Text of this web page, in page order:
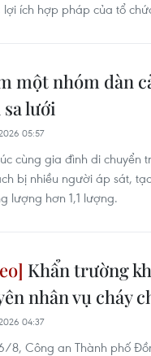
lợi ích hợp pháp của tổ
một nhóm dàn
lưới
05:57
cùng gia đình di chuyển
bị nhiều người áp sát,
lượng hơn 1,1 lượng.
Khẩn trường
nhân vụ cháy
04:37
8, Công an Thành phố